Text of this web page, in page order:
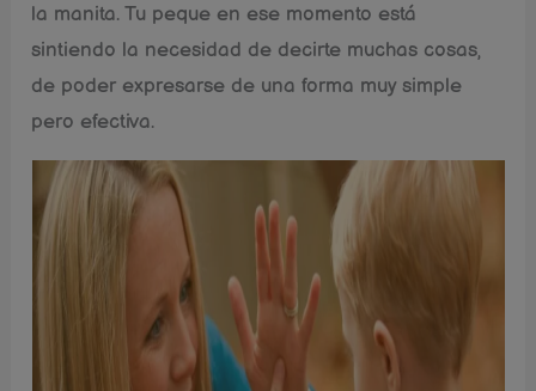
la manita. Tu peque en ese momento está
sintiendo la necesidad de decirte muchas cosas,
de poder expresarse de una forma muy simple
pero efectiva.